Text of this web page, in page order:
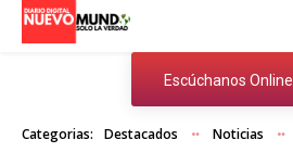
Escúchanos Online
Categorias: Destacados Noticias